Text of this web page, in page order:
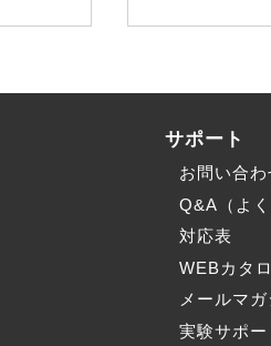
サポート
お問い合わ
Q&A（よく
対応表
WEBカタ
メールマガ
実験サポ